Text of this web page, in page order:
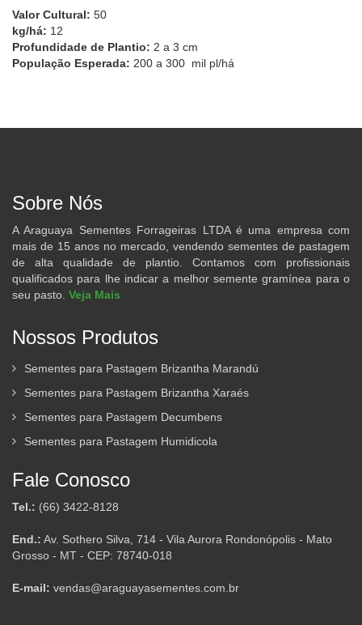
Valor Cultural: 50
kg/há: 12
Profundidade de Plantio: 2 a 3 cm
População Esperada: 200 a 300 mil pl/há
Sobre Nós
A Araguaya Sementes Forrageiras LTDA é uma empresa com
mais de 15 anos no mercado, vendendo sementes de pastagem
de alta qualidade de plantio. Contamos com profissionais
qualificados para lhe indicar a melhor semente gramínea para o
seu pasto. Veja Mais
Nossos Produtos
Sementes para Pastagem Brizantha Marandú
Sementes para Pastagem Brizantha Xaraés
Sementes para Pastagem Decumbens
Sementes para Pastagem Humidicola
Fale Conosco
Tel.: (66) 3422-8128
End.: Av. Sothero Silva, 714 - Vila Aurora Rondonópolis - Mato
Grosso - MT - CEP: 78740-018
E-mail: vendas@araguayasementes.com.br